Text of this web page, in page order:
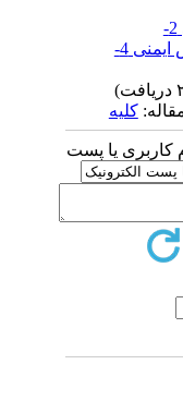
1- IgA نفروپاتی 2-
گلومرولونفریت اولیه 3- کمپلکس ایمنی 4-
کلیه
کاربری یا پست